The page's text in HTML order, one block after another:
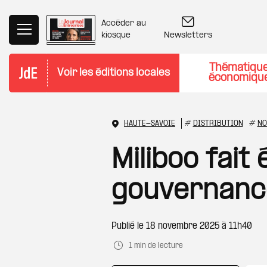
Accéder au
kiosque
Newsletters
Voir les éditions locales
HAUTE-SAVOIE # DISTRIBUTION #
Miliboo fait
Publié le 18 novembre 2025 à 11h40
1 min de lecture